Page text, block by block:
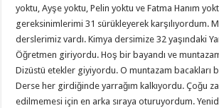
yoktu, Ayşe yoktu, Pelin yoktu ve Fatma Hanım
gereksinimlerimi 31 sürükleyerek karşılıyordum.
derslerimiz vardı. Kimya dersimize 32 yaşındaki
Öğretmen giriyordu. Hoş bir bayandı ve
Dizüstü etekler giyiyordu. O muntazam bacakları
Derse her girdiğinde yarrağım kalkıyordu. Çoğu
edilmemesi için en arka sıraya oturuyordum.